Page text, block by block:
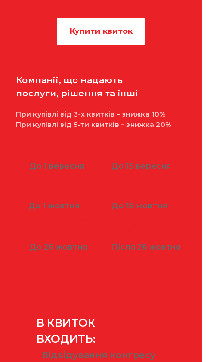
Купити квиток
Компанії, що надають
послуги, рішення та інші
При купівлі від 3-х квитків – знижка 10%
При купівлі від 5-ти квитків – знижка 20%
В КВИТОК
ВХОДИТЬ:
Відвідування конгресу
До 15 вересня
До 1 вересня
До 15 жовтня
До 1 жовтня
Після 26 жовтня
До 26 жовтня